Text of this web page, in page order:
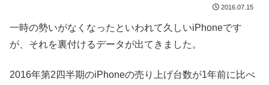
2016.07.15
一時の勢いがなくなったといわれて久しいiPhoneです
が、それを裏付けるデータが出てきました。
2016年第2四半期のiPhoneの売り上げ台数が1年前に比べ